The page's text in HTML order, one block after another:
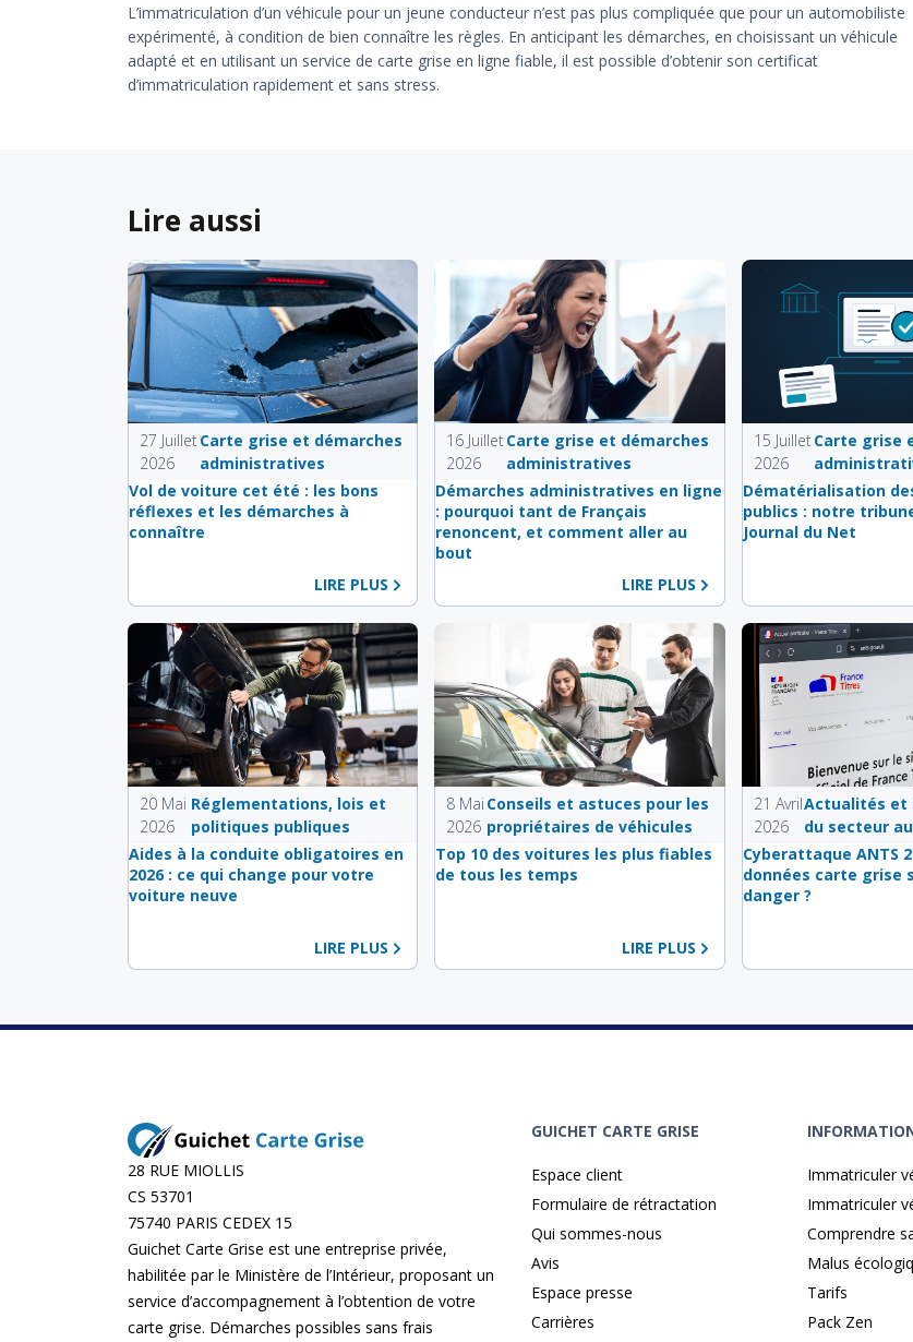
L’immatriculation d’un véhicule pour un jeune conducteur n’est pas plus compliquée que pour un automobiliste
expérimenté, à condition de bien connaître les règles. En anticipant les démarches, en choisissant un véhicule
adapté et en utilisant un service de carte grise en ligne fiable, il est possible d’obtenir son certificat
d’immatriculation rapidement et sans stress.
Lire aussi
27 Juillet
2026
Carte grise et démarches
administratives
Vol de voiture cet été : les bons
réflexes et les démarches à
connaître
LIRE PLUS
16 Juillet
2026
Carte grise et démarches
administratives
Démarches administratives en ligne
: pourquoi tant de Français
renoncent, et comment aller au
bout
LIRE PLUS
15 Juillet
2026
Carte grise
Dématérialisation
publics : notre
Journal du Net
20 Mai
2026
Réglementations, lois et
politiques publiques
Aides à la conduite obligatoires en
2026 : ce qui change pour votre
voiture neuve
LIRE PLUS
8 Mai
2026
Conseils et astuces pour les
propriétaires de véhicules
Top 10 des voitures les plus fiables
de tous les temps
LIRE PLUS
21 Avril
2026
Actualités et
du secteur
Cyberattaque ANTS
données carte grise
danger ?
28 RUE MIOLLIS
CS 53701
75740 PARIS CEDEX 15
Guichet Carte Grise est une entreprise privée,
habilitée par le Ministère de l’Intérieur, proposant un
service d’accompagnement à l’obtention de votre
carte grise. Démarches possibles sans frais
GUICHET CARTE GRISE
Espace client
Formulaire de rétractation
Qui sommes-nous
Avis
Espace presse
Carrières
Immatriculer
Immatriculer
Comprendre
Malus
Tarifs
Pack Zen